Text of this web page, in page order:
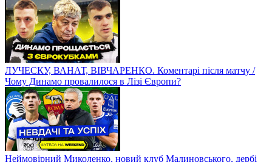
ЛУЧЕСКУ, ВАНАТ, ВІВЧАРЕНКО. Коментарі після матчу /
Чому Динамо провалилося в Лізі Європи?
Неймовірний Миколенко, новий клуб Малиновського, дербі